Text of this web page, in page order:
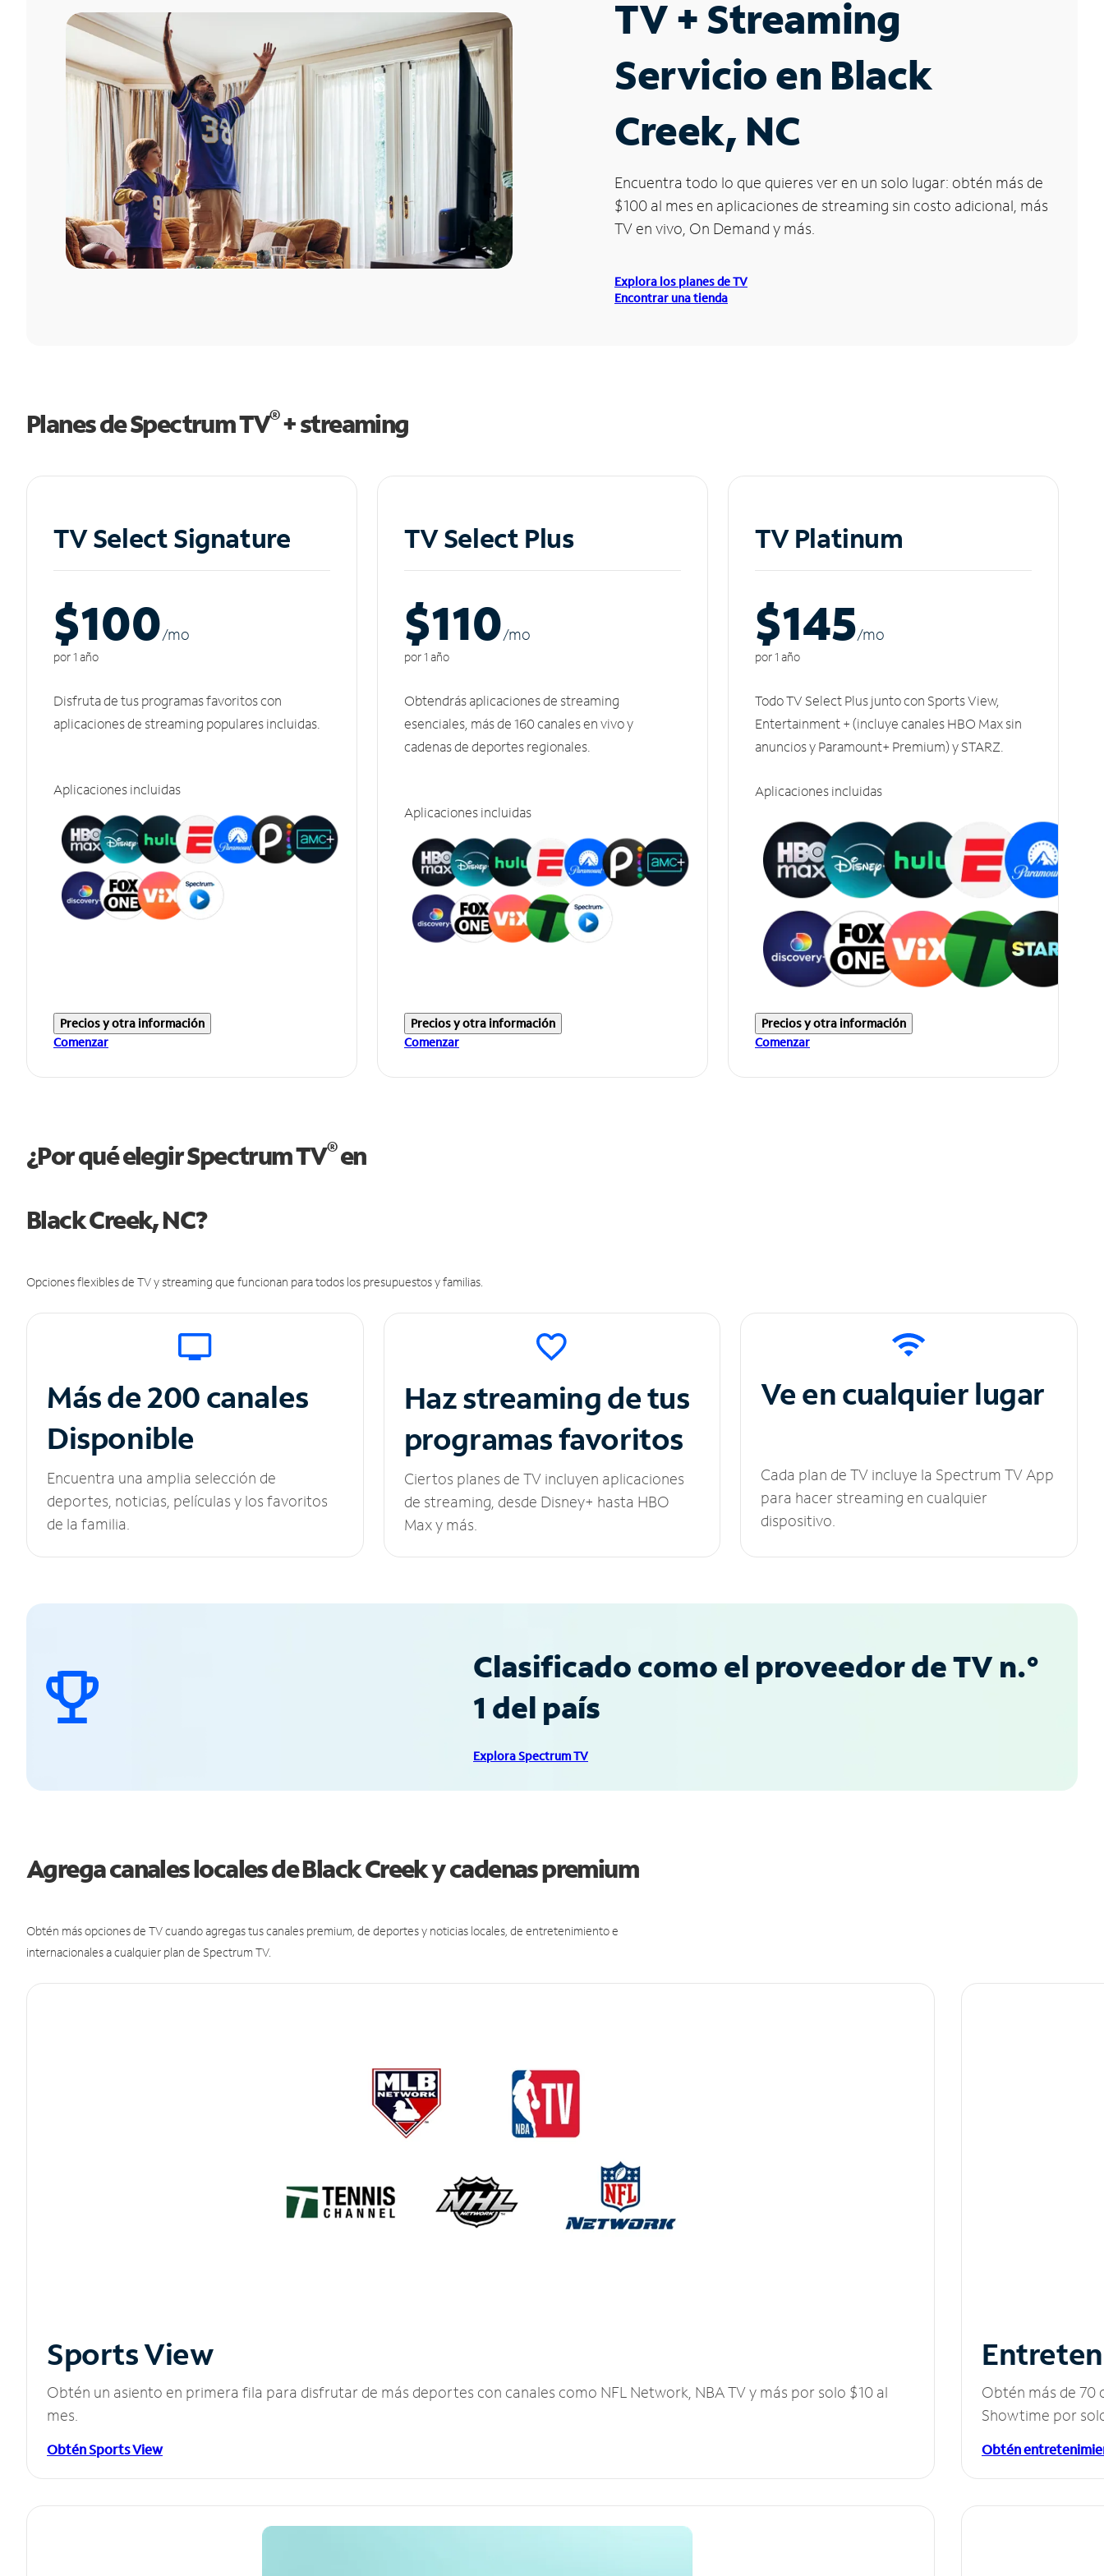
TV + Streaming
Servicio en Black
Creek, NC
Encuentra todo lo que quieres ver en un solo lugar: obtén más de
$100 al mes en aplicaciones de streaming sin costo adicional, más
TV en vivo, On Demand y más.
Explora los planes de TV
Encontrar una tienda
Planes de Spectrum TV®+ streaming
TV Select Signature
$100/mo
por 1 año
Disfruta de tus programas favoritos con
aplicaciones de streaming populares incluidas.
Aplicaciones incluidas
Precios y otra información
Comenzar
TV Select Plus
$110/mo
por 1 año
Obtendrás aplicaciones de streaming
esenciales, más de 160 canales en vivo y
cadenas de deportes regionales.
Aplicaciones incluidas
Precios y otra información
Comenzar
TV Platinum
$145/mo
por 1 año
Todo TV Select Plus junto con Sports View,
Entertainment + (incluye canales HBO Max sin
anuncios y Paramount+ Premium) y STARZ.
Aplicaciones incluidas
Precios y otra información
Comenzar
¿Por qué elegir Spectrum TV®en
Black Creek, NC?
Opciones flexibles de TV y streaming que funcionan para todos los presupuestos y familias.
Más de 200 canales
Disponible
Encuentra una amplia selección de
deportes, noticias, películas y los favoritos
de la familia.
Haz streaming de tus
programas favoritos
Ciertos planes de TV incluyen aplicaciones
de streaming, desde Disney+ hasta HBO
Max y más.
Ve en cualquier lugar
Cada plan de TV incluye la Spectrum TV App
para hacer streaming en cualquier
dispositivo.
Clasificado como el proveedor de TV n.°
1 del país
Explora Spectrum TV
Agrega canales locales de Black Creek y cadenas premium
Obtén más opciones de TV cuando agregas tus canales premium, de deportes y noticias locales, de entretenimiento e
internacionales a cualquier plan de Spectrum TV.
Sports View
Obtén un asiento en primera fila para disfrutar de más deportes con canales como NFL Network, NBA TV y más por solo $10 al
mes.
Obtén Sports View
Obtén más de 70
Showtime por
Obtén